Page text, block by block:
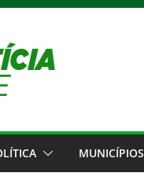
MUNICÍPIOS